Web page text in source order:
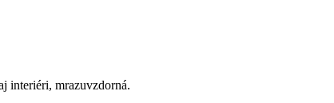
interiéri, mrazuvzdorná.